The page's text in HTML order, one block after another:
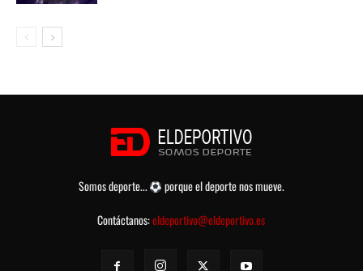
Somos deporte...
porque el deporte nos mueve.
Contáctanos:eldeportivo@eldeportivo.es